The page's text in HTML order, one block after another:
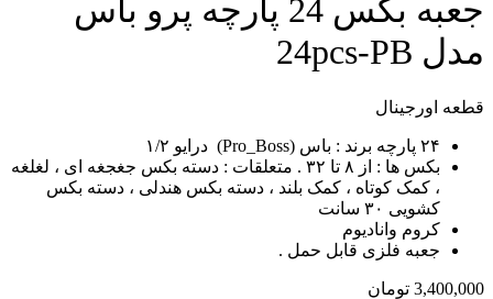
جعبه بکس 24 پارچه پرو باس
مدل 24pcs-PB
قطعه اورجینال
۲۴ پارچه برند : باس (Pro_Boss) درایو ۱/۲
بکس ها : از ۸ تا ۳۲ . متعلقات : دسته بکس جغجغه ای ، لغلغه
، کمک کوتاه ، کمک بلند ، دسته بکس هندلی ، دسته بکس
کشویی ۳۰ سانت
کروم وانادیوم
جعبه فلزی قابل حمل .
3,400,000 تومان